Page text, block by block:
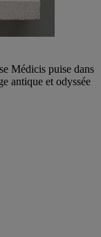
Médicis puise dans
antique et odyssée